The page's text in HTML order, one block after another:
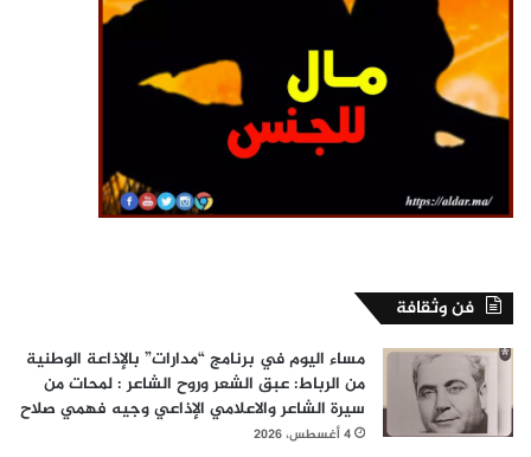
فن وثقافة
مساء اليوم في برنامج “مدارات” بالإذاعة الوطنية
من الرباط: عبق الشعر وروح الشاعر : لمحات من
سيرة الشاعر والاعلامي الإذاعي وجيه فهمي صلاح
4 أغسطس، 2026